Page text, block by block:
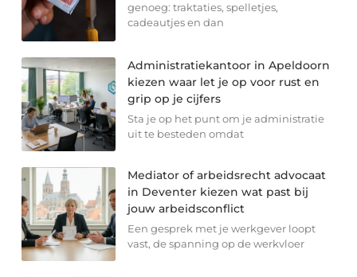
genoeg: traktaties, spelletjes,
cadeautjes en dan
Administratiekantoor in Apeldoorn
kiezen waar let je op voor rust en
grip op je cijfers
Sta je op het punt om je administratie
uit te besteden omdat
Mediator of arbeidsrecht advocaat
in Deventer kiezen wat past bij
jouw arbeidsconflict
Een gesprek met je werkgever loopt
vast, de spanning op de werkvloer